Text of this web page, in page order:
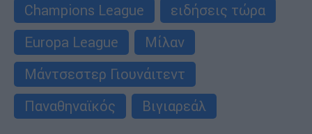
Champions League
ειδήσεις τώρα
Europa League
Μίλαν
Μάντσεστερ Γιουνάιτεντ
Παναθηναϊκός
Βιγιαρεάλ